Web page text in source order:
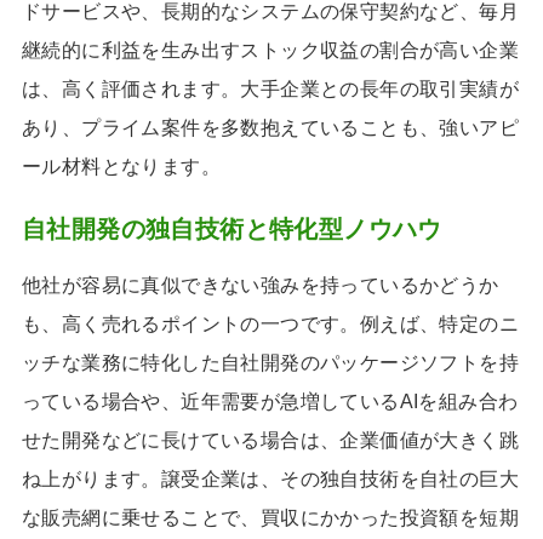
ドサービスや、長期的なシステムの保守契約など、毎月
継続的に利益を生み出すストック収益の割合が高い企業
は、高く評価されます。大手企業との長年の取引実績が
あり、プライム案件を多数抱えていることも、強いアピ
ール材料となります。
自社開発の独自技術と特化型ノウハウ
他社が容易に真似できない強みを持っているかどうか
も、高く売れるポイントの一つです。例えば、特定のニ
ッチな業務に特化した自社開発のパッケージソフトを持
っている場合や、近年需要が急増しているAIを組み合わ
せた開発などに長けている場合は、企業価値が大きく跳
ね上がります。譲受企業は、その独自技術を自社の巨大
な販売網に乗せることで、買収にかかった投資額を短期